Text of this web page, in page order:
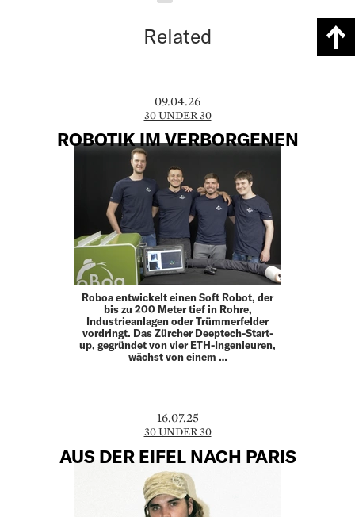
Related
09.04.26
30 UNDER 30
ROBOTIK IM VERBORGENEN
Roboa entwickelt einen Soft Robot, der
bis zu 200 Meter tief in Rohre,
Industrieanlagen oder Trümmerfelder
vordringt. Das Zürcher Deeptech-Start-
up, gegründet von vier ETH-­Ingenieuren,
wächst von einem …
16.07.25
30 UNDER 30
AUS DER EIFEL NACH PARIS